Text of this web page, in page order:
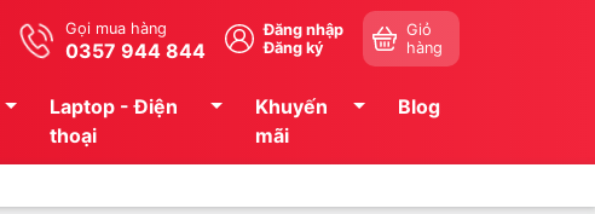
Gọi mua hàng
0357 944 844
Đăng nhập
Đăng ký
Giỏ
hàng
Laptop - Điện
thoại
Khuyến
mãi
Blog